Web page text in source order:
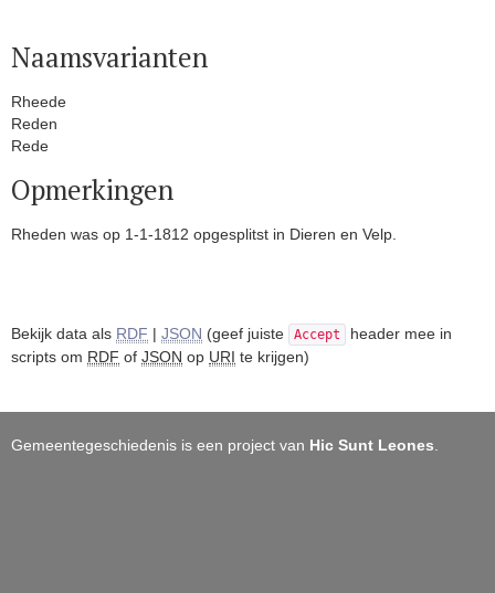
Naamsvarianten
Rheede
Reden
Rede
Opmerkingen
Rheden was op 1-1-1812 opgesplitst in Dieren en Velp.
Bekijk data als RDF | JSON (geef juiste Accept
header mee in
scripts om RDF of JSON op URI te krijgen)
Gemeentegeschiedenis is een project van Hic Sunt Leones